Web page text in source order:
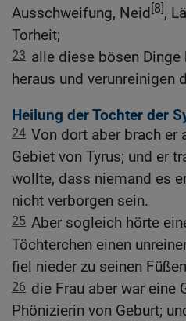
Ausschweifung, Neid[8],
Torheit;
23 alle diese bösen
heraus und verunreinigen
Heilung der Tochter der
24 Von dort aber brach er
Gebiet von Tyrus; und er
wollte, dass niemand es
nicht verborgen sein.
25 Aber sogleich hörte
Töchterchen einen
fiel nieder zu seinen
26 die Frau aber war eine
Phönizierin von Geburt;